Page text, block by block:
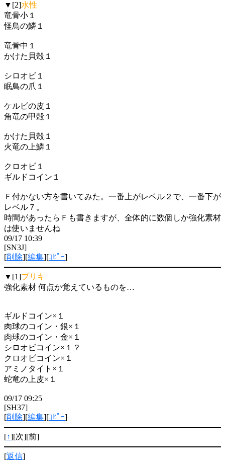
▼[2]水性
竜骨小１
怪鳥の鱗１
竜骨中１
かけた貝殻１
シロオビ１
眠鳥の爪１
ケルビの皮１
角竜の甲殻１
かけた貝殻１
火竜の上鱗１
クロオビ１
ギルドコイン１
Ｆ付かない方を書いてみた。一番上がレベル２で、一番下が
レベル７。
時間があったらＦも書きますが、全体的に数個しか強化素材
は使いませんね
09/17 10:39
[SN3J]
[削除][編集][ｺﾋﾟｰ]
▼[1]ブリキ
強化素材 何点か覚えているものを…
ギルドコイン×１
肉球のコイン・銀×１
肉球のコイン・金×１
シロオビコイン×１？
クロオビコイン×１
アミノタイト×１
蛇竜の上皮×１
09/17 09:25
[SH37]
[削除][編集][ｺﾋﾟｰ]
[↑][次][前]
[返信]